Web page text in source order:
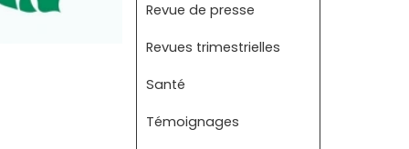
Revue de presse
Revues trimestrielles
Santé
Témoignages